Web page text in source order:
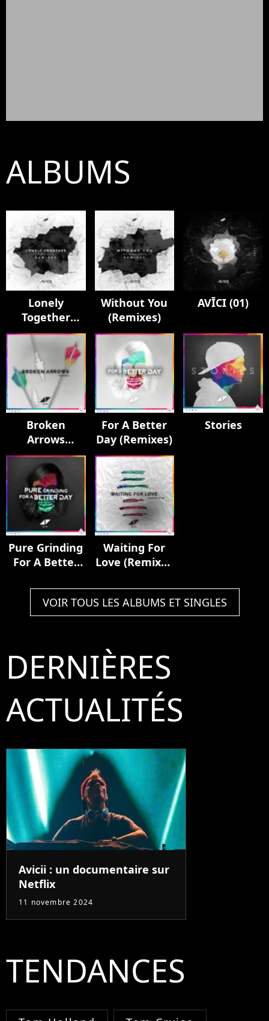
ALBUMS
Lonely
Together
(Remixes)
Without You
(Remixes)
AVĪCI (01)
Broken
Arrows
(Remixes)
For A Better
Day (Remixes)
Stories
Pure Grinding
For A Better
Waiting For
Love (Remixes
VOIR TOUS LES ALBUMS ET SINGLES
DERNIÈRES
ACTUALITÉS
Avicii : un documentaire sur
Netflix
11 novembre 2024
TENDANCES